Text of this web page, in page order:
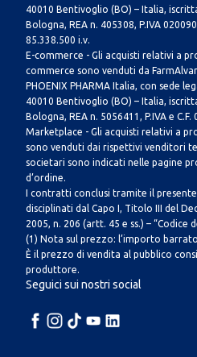
40010 Bentivoglio (BO) – Italia,
Bologna, REA n. 405308, P.IVA
85.338.500 i.v.
E-commerce - Gli acquisti relativi a
commerce sono venduti da
PHOENIX PHARMA Italia, con sede
40010 Bentivoglio (BO) – Italia,
Bologna, REA n. 5056411, P.IVA e C.F.
Marketplace - Gli acquisti relativi a
sono venduti dai rispettivi venditori
societari sono indicati nelle pagine
d’ordine.
I contratti conclusi tramite il
disciplinati dal Capo I, Titolo III del
2005, n. 206 (artt. 45 e ss.) – “Codice
(1) Nota sul prezzo: l’importo
È il prezzo di vendita al pubblico
produttore.
Seguici sui nostri social